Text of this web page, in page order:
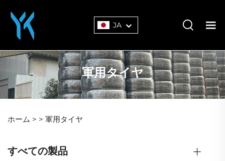
JA
軍用タイヤ
ホーム > > 軍用タイヤ
すべての製品